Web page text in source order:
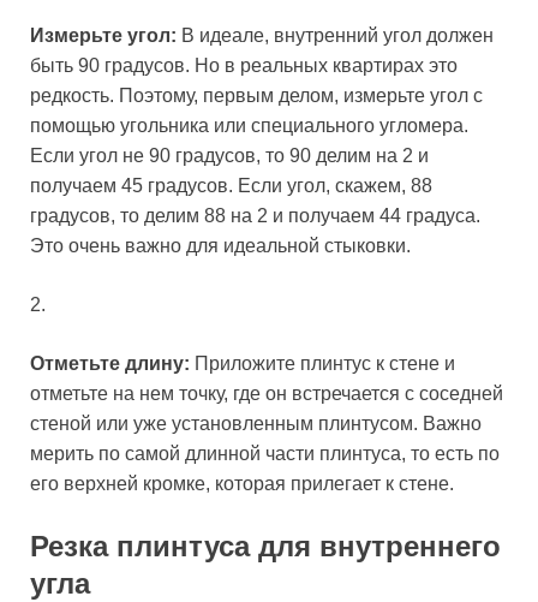
Измерьте угол: В идеале, внутренний угол должен
быть 90 градусов. Но в реальных квартирах это
редкость. Поэтому, первым делом, измерьте угол с
помощью угольника или специального угломера.
Если угол не 90 градусов, то 90 делим на 2 и
получаем 45 градусов. Если угол, скажем, 88
градусов, то делим 88 на 2 и получаем 44 градуса.
Это очень важно для идеальной стыковки.
2.
Отметьте длину: Приложите плинтус к стене и
отметьте на нем точку, где он встречается с соседней
стеной или уже установленным плинтусом. Важно
мерить по самой длинной части плинтуса, то есть по
его верхней кромке, которая прилегает к стене.
Резка плинтуса для внутреннего
угла